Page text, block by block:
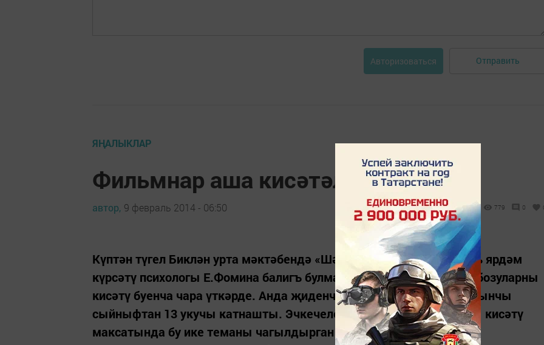
Авторизоваться Отправить
ЯҢАЛЫКЛАР
Фильмнар аша кисәтәләр
автор, 9 февраль 2014 - 06:50 779 0
Күптән түгел Биклән урта мәктәбендә «Шәфкать» халыкка социаль ярдәм
күрсәтү психологы Е.Фомина балигъ булмаганнар арасында хокук бозуларны
кисәтү буенча чара үткәрде. Анда җиденче сыйныфтан - 16, тугызынчы
сыйныфтан 13 укучы катнашты. Эчкечелекне һәм тәмәке тартуны кисәтү
максатында бу ике теманы чагылдырган ике фильм күрсәтелде,